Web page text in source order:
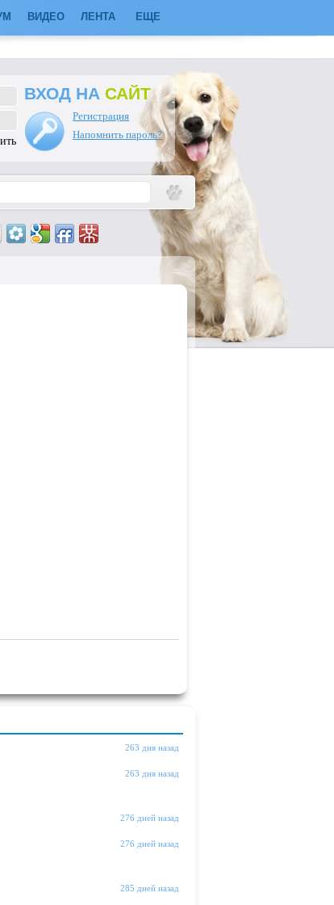
ВИДЕО ЛЕНТА ЕЩЕ
ВХОД НА САЙТ
Регистрация
Напомнить пароль?
263 дня назад
263 дня назад
276 дней назад
276 дней назад
285 дней назад